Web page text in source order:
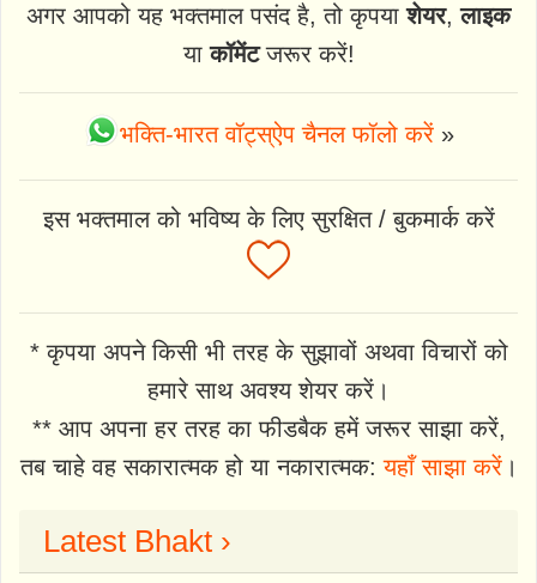
अगर आपको यह भक्तमाल पसंद है, तो कृपयाशेयर,लाइक
याकॉमेंटजरूर करें!
भक्ति-भारत वॉट्स्ऐप चैनल फॉलो करें»
इस भक्तमाल को भविष्य के लिए सुरक्षित / बुकमार्क करें
* कृपया अपने किसी भी तरह के सुझावों अथवा विचारों को
हमारे साथ अवश्य शेयर करें।
** आप अपना हर तरह का फीडबैक हमें जरूर साझा करें,
तब चाहे वह सकारात्मक हो या नकारात्मक:यहाँ साझा करें।
Latest Bhakt ›